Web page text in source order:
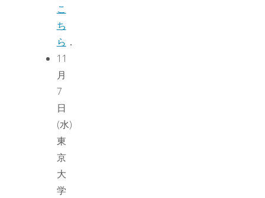
こ
ち
ら ．
11
月
7
日
(水)
東
京
大
学